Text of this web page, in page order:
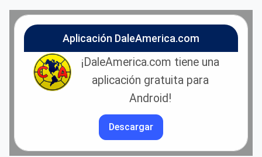
Aplicación DaleAmerica.com
¡DaleAmerica.com tiene una
aplicación gratuita para
Android!
Descargar